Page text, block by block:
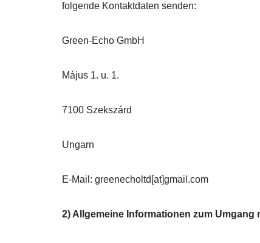
folgende Kontaktdaten senden:
Green-Echo GmbH
Május 1. u. 1.
7100 Szekszárd
Ungarn
E-Mail: greenecholtd[at]gmail.com
2) Allgemeine Informationen zum Umgang